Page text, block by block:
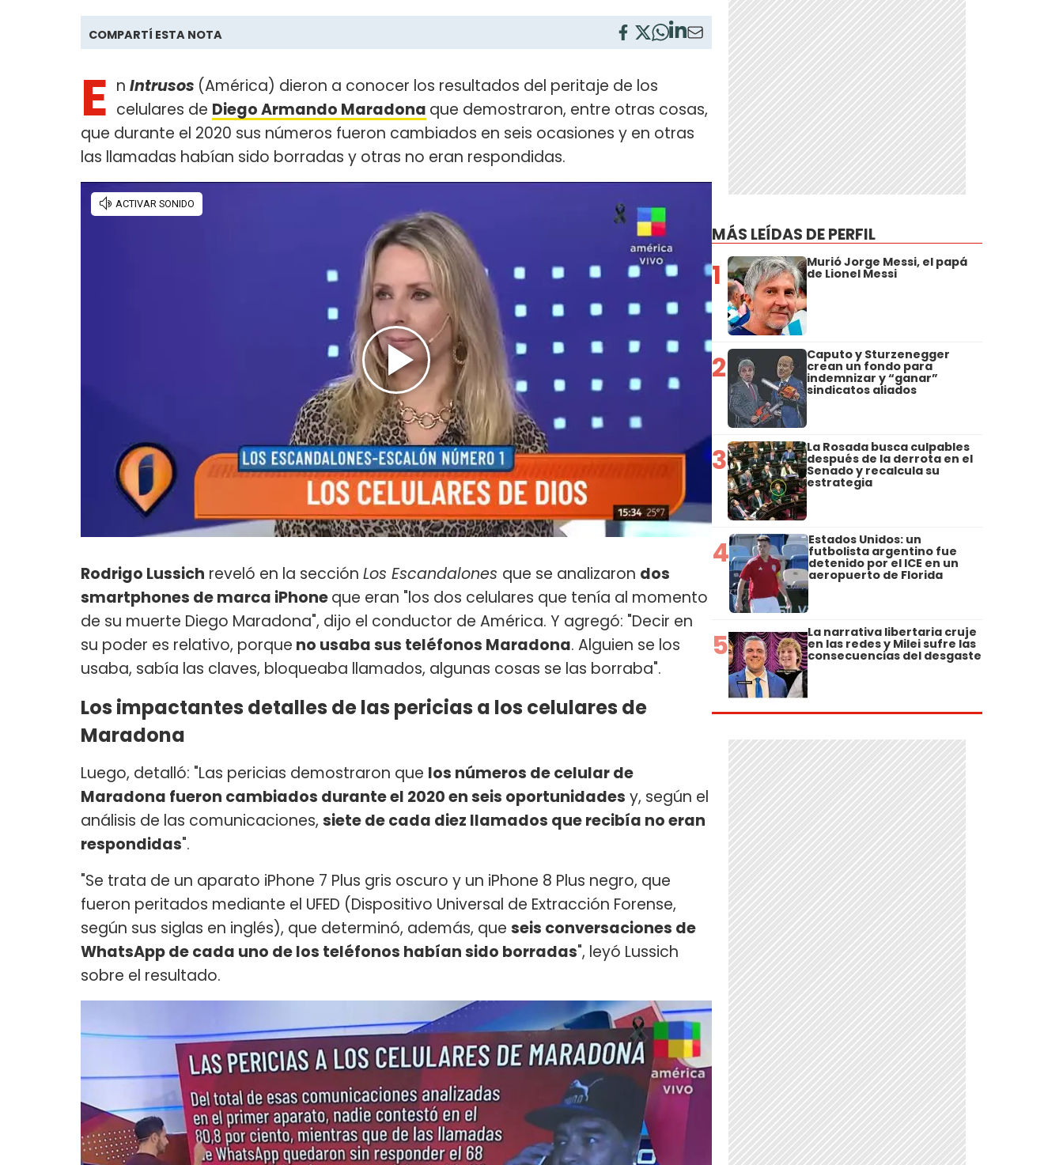
COMPARTÍ ESTA NOTA
E n Intrusos (América) dieron a conocer los resultados del peritaje de los
celulares de Diego Armando Maradona que demostraron, entre otras cosas,
que durante el 2020 sus números fueron cambiados en seis ocasiones y en otras
las llamadas habían sido borradas y otras no eran respondidas.
Rodrigo Lussich reveló en la sección Los Escandalones que se analizaron dos
smartphones de marca iPhoneque eran "los dos celulares que tenía al momento
de su muerte Diego Maradona", dijo el conductor de América. Y agregó: "Decir en
su poder es relativo, porque no usaba sus teléfonos Maradona. Alguien se los
usaba, sabía las claves, bloqueaba llamados, algunas cosas se las borraba".
Los impactantes detalles de las pericias a los celulares de
Maradona
Luego, detalló: "Las pericias demostraron que los números de celular de
Maradona fueron cambiados durante el 2020 en seis oportunidades y, según el
análisis de las comunicaciones, siete de cada diez llamados que recibía no eran
respondidas".
"Se trata de un aparato iPhone 7 Plus gris oscuro y un iPhone 8 Plus negro, que
fueron peritados mediante el UFED (Dispositivo Universal de Extracción Forense,
según sus siglas en inglés), que determinó, además, que seis conversaciones de
WhatsApp de cada uno de los teléfonos habían sido borradas", leyó Lussich
sobre el resultado.
MÁS LEÍDAS DE PERFIL
1 Murió Jorge Messi, el papá
de Lionel Messi
2 Caputo y Sturzenegger
crean un fondo para
indemnizar y “ganar”
sindicatos aliados
3 La Rosada busca culpables
después de la derrota en el
Senado y recalcula su
estrategia
4 Estados Unidos: un
futbolista argentino fue
detenido por el ICE en un
aeropuerto de Florida
5 La narrativa libertaria cruje
en las redes y Milei sufre las
consecuencias del desgaste